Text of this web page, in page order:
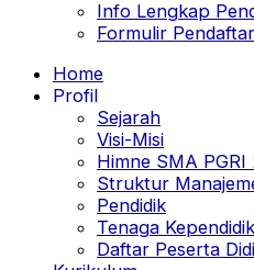
Info Lengkap
Formulir
Home
Profil
Sejarah
Visi-Misi
Himne SMA PGRI
Struktur
Pendidik
Tenaga
Daftar Peserta